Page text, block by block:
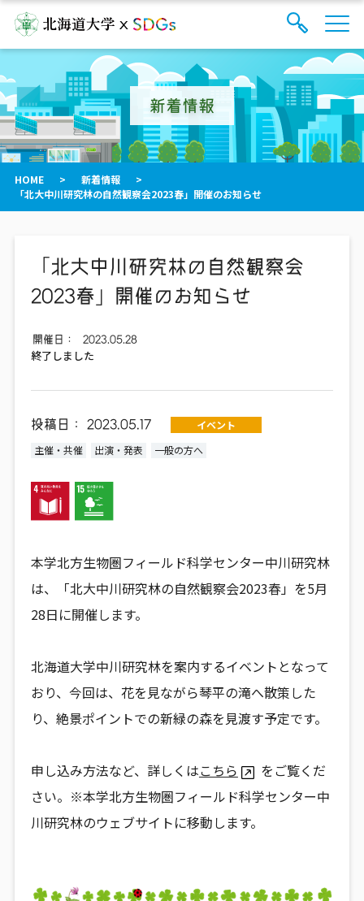
索
フ
ォ
ー
を
開
閉
イ
ト
内
メ
ニ
ュ
ー
新着情報
HOME > 新着情報
>
「北大中川研究林の自然観察会2023春」開催のお知らせ
「北大中川研究林の自然観察会
2023春」開催のお知らせ
開催日： 2023.05.28
終了しました
投稿日： 2023.05.17
イベント
主催・共催
出演・発表 一般の方へ
本学北方生物圏フィールド科学センター中川研究林
は、「北大中川研究林の自然観察会2023春」を5月
28日に開催します。
北海道大学中川研究林を案内するイベントとなって
おり、今回は、花を見ながら琴平の滝へ散策した
り、絶景ポイントでの新緑の森を見渡す予定です。
申し込み方法など、詳しくはこちら
をご覧くだ
さい。※本学北方生物圏フィールド科学センター中
川研究林のウェブサイトに移動します。